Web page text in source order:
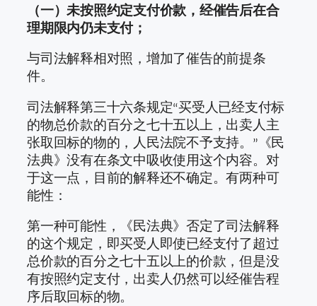
（一）未按照约定支付价款，经催告后在合
理期限内仍未支付；
与司法解释相对照，增加了催告的前提条
件。
司法解释第三十六条规定“买受人已经支付标
的物总价款的百分之七十五以上，出卖人主
张取回标的物的，人民法院不予支持。”《民
法典》没有在条文中吸收使用这个内容。对
于这一点，目前的解释还不确定。有两种可
能性：
第一种可能性，《民法典》否定了司法解释
的这个规定，即买受人即使已经支付了超过
总价款的百分之七十五以上的价款，但是没
有按照约定支付，出卖人仍然可以经催告程
序后取回标的物。